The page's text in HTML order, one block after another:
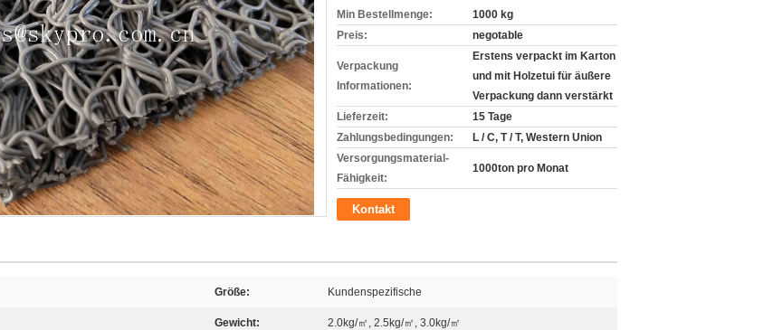
Min Bestellmenge:
1000 kg
Preis:
negotable
Verpackung
Informationen:
Erstens verpackt im Karton
und mit Holzetui für äußere
Verpackung dann verstärkt
Lieferzeit:
15 Tage
Zahlungsbedingungen:
L / C, T / T, Western Union
Versorgungsmaterial-
Fähigkeit:
1000ton pro Monat
Kontakt
Größe: Kundenspezifische
Gewicht: 2.0kg/㎡, 2.5kg/㎡, 3.0kg/㎡